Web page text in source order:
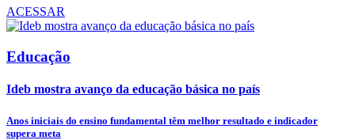
ACESSAR
Educação
Ideb mostra avanço da educação básica no país
Anos iniciais do ensino fundamental têm melhor resultado e indicador
supera meta